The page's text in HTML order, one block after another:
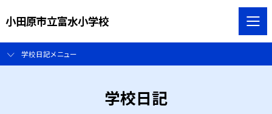
小田原市立富水小学校
学校日記メニュー
学校日記